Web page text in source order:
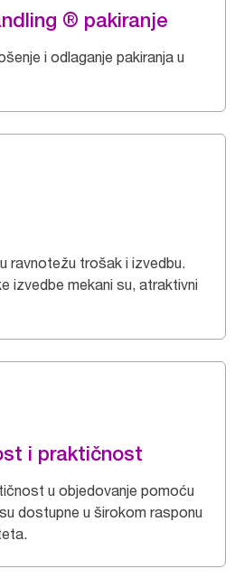
® pakiranje
i odlaganje pakiranja u
ravnotežu trošak i izvedbu.
izvedbe mekani su, atraktivni
i praktičnost
u objedovanje pomoću
dostupne u širokom rasponu